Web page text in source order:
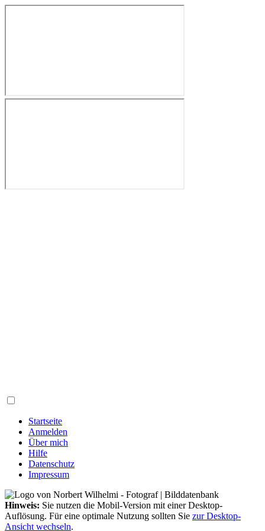
Startseite
Anmelden
Über mich
Hilfe
Datenschutz
Impressum
Hinweis: Sie nutzen die Mobil-Version mit einer Desktop-
Auflösung. Für eine optimale Nutzung sollten Sie zur Desktop-
Ansicht wechseln.